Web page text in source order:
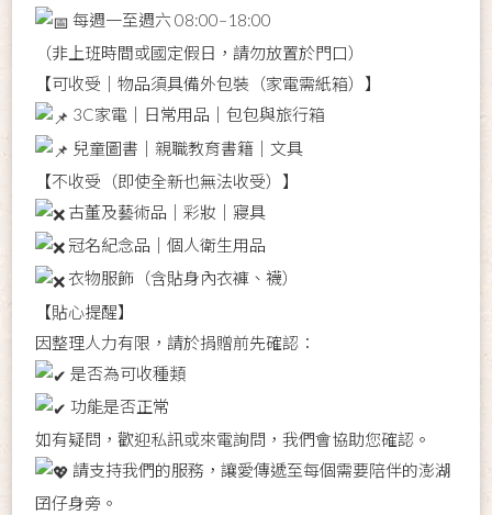
每週一至週六 08:00–18:00
（非上班時間或國定假日，請勿放置於門口）
【可收受｜物品須具備外包裝（家電需紙箱）】
3C家電｜日常用品｜包包與旅行箱
兒童圖書｜親職教育書籍｜文具
【不收受（即使全新也無法收受）】
古董及藝術品｜彩妝｜寢具
冠名紀念品｜個人衛生用品
衣物服飾（含貼身內衣褲、襪）
【貼心提醒】
因整理人力有限，請於捐贈前先確認：
是否為可收種類
功能是否正常
如有疑問，歡迎私訊或來電詢問，我們會協助您確認。
請支持我們的服務，讓愛傳遞至每個需要陪伴的澎湖
囝仔身旁。